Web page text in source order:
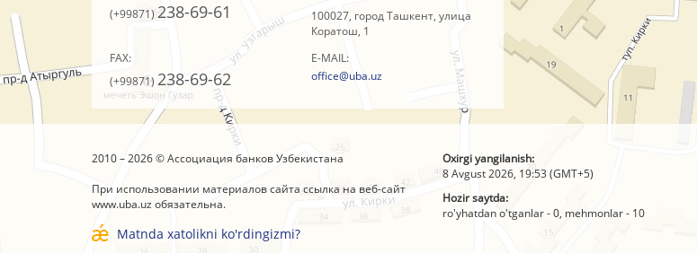
(+99871)238-69-61
100027, город Ташкент, улица
Коратош, 1
FAX:
(+99871) 238-69-62
E-MAIL:
office@uba.uz
2010 – 2026 © Ассоциация банков Узбекистана
При использовании материалов сайта ссылка на веб-сайт
www.uba.uz обязательна.
Matnda xatolikni ko'rdingizmi?
Oxirgi yangilanish:
8 Avgust 2026, 19:53 (GMT+5)
Hozir saytda:
ro'yhatdan o'tganlar - 0, mehmonlar - 10